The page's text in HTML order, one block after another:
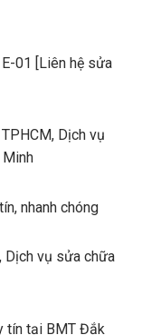
01 [Liên hệ sửa
Dịch vụ
Minh
nhanh chóng
Dịch vụ sửa chữa
tín tại BMT Đắk